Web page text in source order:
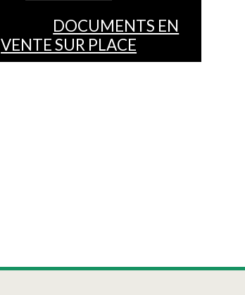
DOCUMENTS EN
VENTE SUR PLACE